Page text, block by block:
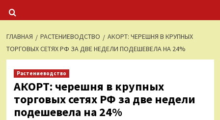
ГЛАВНАЯ РАСТЕНИЕВОДСТВО
АКОРТ: ЧЕРЕШНЯ В КРУПНЫХ
ТОРГОВЫХ СЕТЯХ РФ ЗА ДВЕ НЕДЕЛИ ПОДЕШЕВЕЛА НА 24%
Растениеводство
АКОРТ: черешня в крупных
торговых сетях РФ за две недели
подешевела на 24%